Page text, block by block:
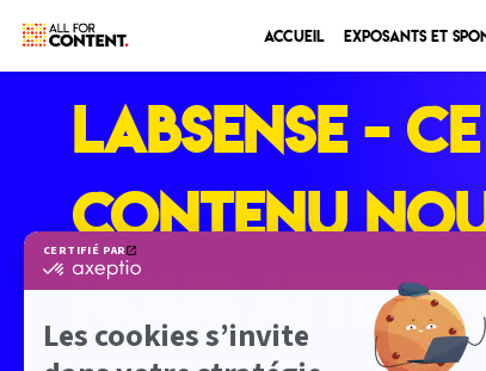
Accueil Exposants et
LABSENSE -
contenu
nous attend)